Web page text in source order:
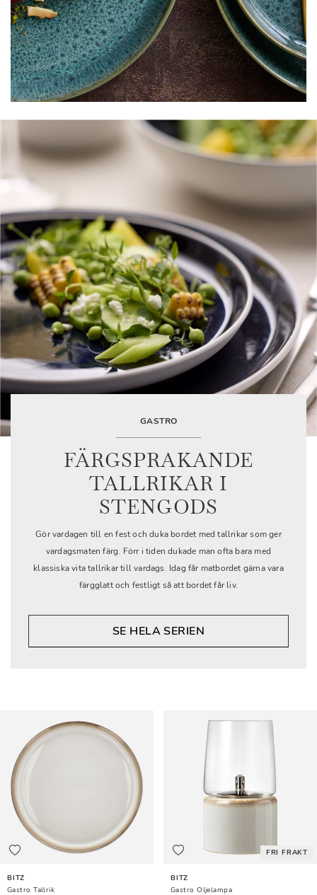
GASTRO
FÄRGSPRAKANDE
TALLRIKAR I
STENGODS
Gör vardagen till en fest och duka bordet med tallrikar som ger
vardagsmaten färg. Förr i tiden dukade man ofta bara med
klassiska vita tallrikar till vardags. Idag får matbordet gärna vara
färgglatt och festligt så att bordet får liv.
SE HELA SERIEN
BITZ
Gastro Tallrik
FRI FRAKT
BITZ
Gastro Oljelampa